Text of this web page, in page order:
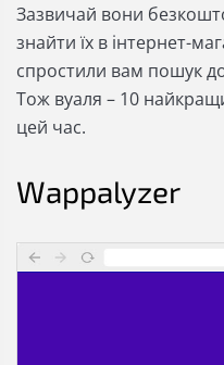
Зазвичай вони
знайти їх в інтернет-
спростили вам пошук до
Тож вуаля – 10
цей час.
Wappalyzer